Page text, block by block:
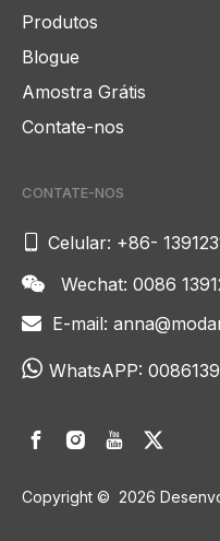
Produtos
Blogue
Amostra Grátis
Contate-nos
CONTATE-NOS
 Celular: +86-
 Wechat: 0086
 E-mail:
 WhatsAPP:
Copyright © 2026